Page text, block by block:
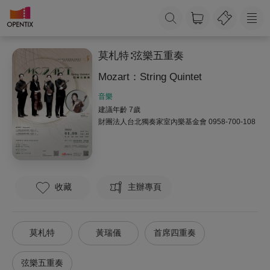
莫札特∶弦樂五重奏
Mozart：String Quintet
音樂
建議年齡 7歲
財團法人台北獨奏家室內樂基金會 0958-700-108
收藏 主辦專頁
莫札特 黃瑞儀 首席四重奏
弦樂五重奏